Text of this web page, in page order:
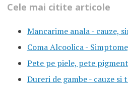
Cele mai citite articole
Mancarime anala - cauze,
Coma Alcoolica -
Pete pe piele, pete
Dureri de gambe - cauze si